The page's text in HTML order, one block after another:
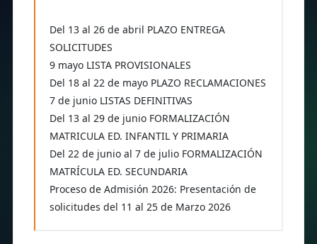
Del 13 al 26 de abril PLAZO ENTREGA
SOLICITUDES
9 mayo LISTA PROVISIONALES
Del 18 al 22 de mayo PLAZO RECLAMACIONES
7 de junio LISTAS DEFINITIVAS
Del 13 al 29 de junio FORMALIZACIÓN
MATRICULA ED. INFANTIL Y PRIMARIA
Del 22 de junio al 7 de julio FORMALIZACIÓN
MATRÍCULA ED. SECUNDARIA
Proceso de Admisión 2026: Presentación de
solicitudes del 11 al 25 de Marzo 2026